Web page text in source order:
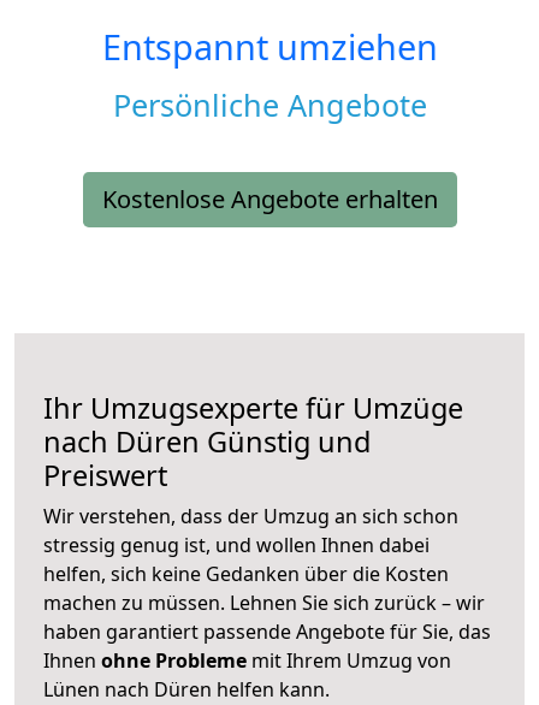
Entspannt umziehen
Persönliche Angebote
Kostenlose Angebote erhalten
Ihr Umzugsexperte für Umzüge
nach Düren Günstig und
Preiswert
Wir verstehen, dass der Umzug an sich schon
stressig genug ist, und wollen Ihnen dabei
helfen, sich keine Gedanken über die Kosten
machen zu müssen. Lehnen Sie sich zurück – wir
haben garantiert passende Angebote für Sie, das
Ihnen ohne Probleme mit Ihrem Umzug von
Lünen nach Düren helfen kann.